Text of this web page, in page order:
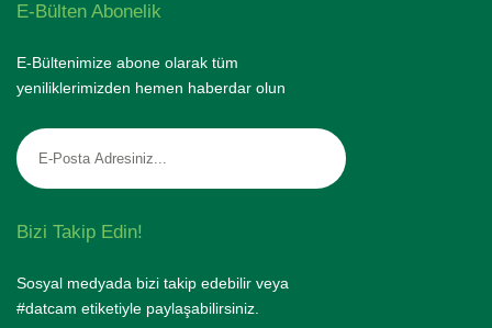
E-Bülten Abonelik
E-Bültenimize abone olarak tüm
yeniliklerimizden hemen haberdar olun
Bizi Takip Edin!
Sosyal medyada bizi takip edebilir veya
#datcam etiketiyle paylaşabilirsiniz.